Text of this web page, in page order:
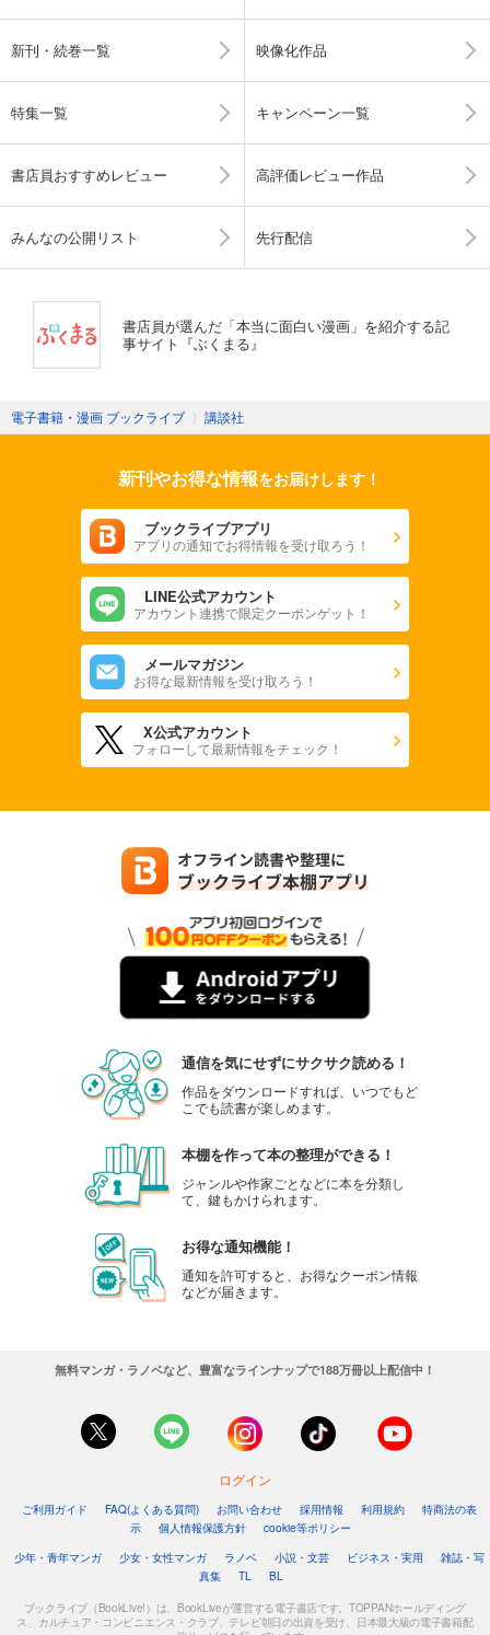
新刊・続巻一覧 映像化作品
特集一覧 キャンペーン一覧
書店員おすすめレビュー 高評価レビュー作品
みんなの公開リスト 先行配信
書店員が選んだ「本当に面白い漫画」を紹介する記
事サイト『ぶくまる』
電子書籍・漫画 ブックライブ 〉 講談社
新刊やお得な情報をお届けします！
ブックライブアプリ
アプリの通知でお得情報を受け取ろう！
LINE公式アカウント
アカウント連携で限定クーポンゲット！
メールマガジン
お得な最新情報を受け取ろう！
X公式アカウント
フォローして最新情報をチェック！
通信を気にせずにサクサク読める！
作品をダウンロードすれば、いつでもど
こでも読書が楽しめます。
本棚を作って本の整理ができる！
ジャンルや作家ごとなどに本を分類し
て、鍵もかけられます。
お得な通知機能！
通知を許可すると、お得なクーポン情報
などが届きます。
無料マンガ・ラノベなど、豊富なラインナップで188万冊以上配信中！
ログイン
ご利用ガイド FAQ(よくある質問) お問い合わせ 採用情報 利用規約
特商法の表
示
個人情報保護方針
cookie等ポリシー
少年・青年マンガ
少女・女性マンガ ラノベ 小説・文芸 ビジネス・実用
雑誌・写
真集
TL BL
ブックライブ（BookLive!）は、BookLiveが運営する電子書店です。TOPPANホールディング
ス、カルチュア・コンビニエンス・クラブ、テレビ朝日の出資を受け、日本最大級の電子書籍配